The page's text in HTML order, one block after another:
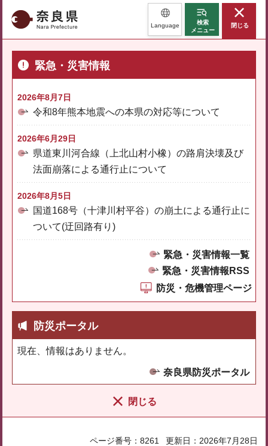
奈良県 Language
検索
メニュー
閉じる
緊急・災害情報
2026年8月7日
令和8年熊本地震への本県の対応等について
2026年6月29日
県道東川河合線（上北山村小橡）の路肩決壊及び
法面崩落による通行止について
2026年8月5日
国道168号（十津川村平谷）の崩土による通行止に
ついて(迂回路有り)
緊急・災害情報一覧
緊急・災害情報RSS
防災・危機管理ページ
防災ポータル
現在、情報はありません。
奈良県防災ポータル
閉じる
ページ番号：8261 更新日：2026年7月28日